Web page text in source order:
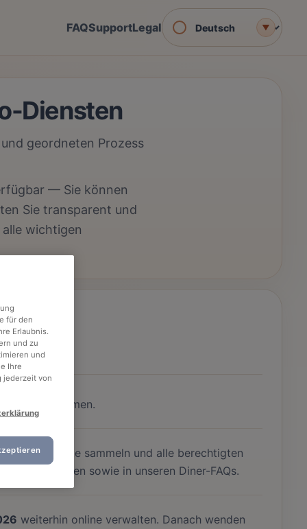
FAQSupportLegal ▼
Diensten
geordneten Prozess
— Sie können
Sie transparent und
wichtigen
vornehmen.
Treuepunkte sammeln und alle berechtigten
weiter unten sowie in unseren Diner-FAQs.
weiterhin online verwalten. Danach wenden
für den
Erlaubnis.
und zu
und
Ihre
jederzeit von